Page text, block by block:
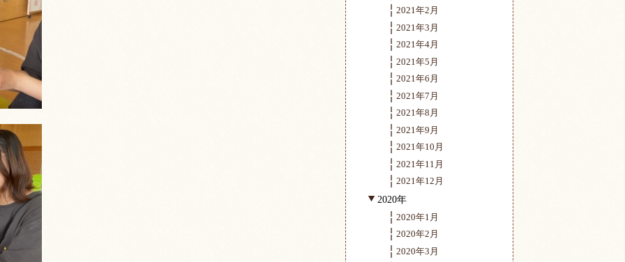
2021年2月
2021年3月
2021年4月
2021年5月
2021年6月
2021年7月
2021年8月
2021年9月
2021年10月
2021年11月
2021年12月
2020年
2020年1月
2020年2月
2020年3月